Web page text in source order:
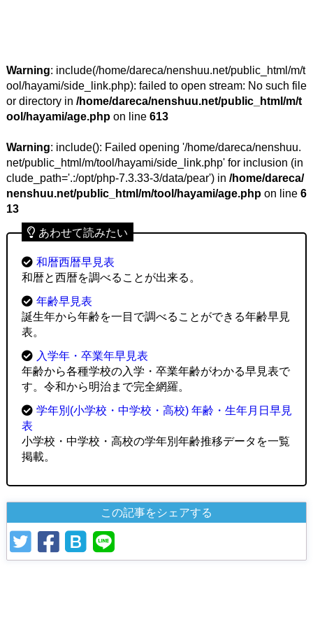
Warning: include(/home/dareca/nenshuu.net/public_html/m/t
ool/hayami/side_link.php): failed to open stream: No such file
or directory in /home/dareca/nenshuu.net/public_html/m/t
ool/hayami/age.phpon line 613
Warning: include(): Failed opening '/home/dareca/nenshuu.
net/public_html/m/tool/hayami/side_link.php' for inclusion (in
clude_path='.:/opt/php-7.3.33-3/data/pear') in /home/dareca/
nenshuu.net/public_html/m/tool/hayami/age.phpon line 6
13
あわせて読みたい
和暦西暦早見表
和暦と西暦を調べることが出来る。
年齢早見表
誕生年から年齢を一目で調べることができる年齢早見
表。
入学年・卒業年早見表
年齢から各種学校の入学・卒業年齢がわかる早見表で
す。令和から明治まで完全網羅。
学年別(小学校・中学校・高校) 年齢・生年月日早見
表
小学校・中学校・高校の学年別年齢推移データを一覧
掲載。
この記事をシェアする